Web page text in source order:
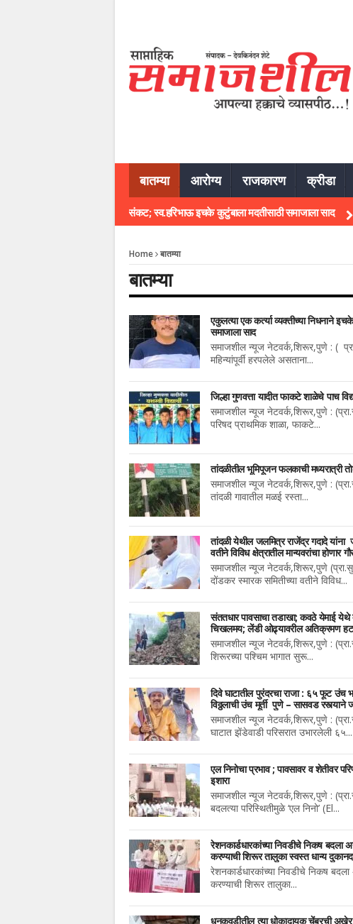
बातम्या आरोग्य राजकारण क्रीडा
निधनाने इचके कुटुंबावर आर्थिक संकट; स्व.हरिभाऊ इचके कुटुंबाला मदतीसाठी समाजाला साद
Home बातम्या
बातम्या
एकुलत्या एक कर्त्या व्यक्तीच्या निधनाने
समाजाला साद
समाजशील न्यूज नेटवर्क,शिरूर,पुणे : (
महिन्यांपूर्वी हरपलेले असताना...
जिल्हा गुणवत्ता यादीत फाकटे शाळेचे पाच
समाजशील न्यूज नेटवर्क,शिरूर,पुणे :
परिषद प्राथमिक शाळा, फाकटे...
तांदळीतील भूमिपूजन फलकाची मध्यरात्री
समाजशील न्यूज नेटवर्क,शिरूर,पुणे :
तांदळी गावातील मळई रस्ता...
तांदळी येथील जलमित्र राजेंद्र गदादे यांना
वतीने विविध क्षेत्रातील मान्यवरांचा होणार
समाजशील न्यूज नेटवर्क,शिरूर,पुणे
दोंडकर स्मारक समितीच्या वतीने विविध...
संततधार पावसाचा तडाखा; कवठे येमाई येथे
चिखलमय; लेंडी ओढ्यावरील अतिक्रमण
समाजशील न्यूज नेटवर्क,शिरूर,पुणे :
शिरूरच्या पश्चिम भागात सुरू...
दिवे घाटातील पुरंदरचा राजा : ६५ फूट उंच
विठ्ठलाची उंच मूर्ती पुणे – सासवड रस्त्याने
केंद्र
समाजशील न्यूज नेटवर्क,शिरूर,पुणे :
घाटात झेंडेवाडी परिसरात उभारलेली ६५...
एल निनोचा प्रभाव ; पावसावर व शेतीवर
इशारा
समाजशील न्यूज नेटवर्क,शिरूर,पुणे :
बदलत्या परिस्थितीमुळे ‘एल निनो’ (El...
रेशनकार्डधारकांच्या निवडीचे निकष
करण्याची शिरूर तालुका स्वस्त धान्य
रेशनकार्डधारकांच्या निवडीचे निकष
करण्याची शिरूर तालुका...
धनकवडीतील त्या धोकादायक चेंबरची अखेर